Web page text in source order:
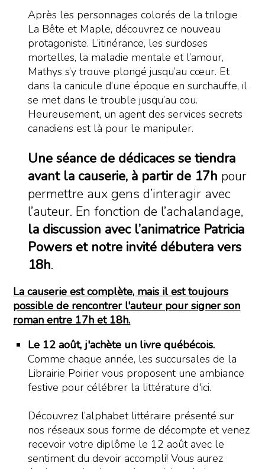
Après les personnages colorés de la trilogie
La Bête et Maple, découvrez ce nouveau
protagoniste. L’itinérance, les surdoses
mortelles, la maladie mentale et l’amour,
Mathys s’y trouve plongé jusqu’au cœur. Et
dans la canicule d’une époque en surchauffe, il
se met dans le trouble jusqu’au cou.
Heureusement, un agent des services secrets
canadiens est là pour le manipuler.
Une séance de dédicaces se tiendra
avant la causerie, à partir de 17h pour
permettre aux gens d’interagir avec
l’auteur. En fonction de l’achalandage,
la discussion avec l’animatrice Patricia
Powers et notre invité débutera vers
18h.
La causerie est complète, mais il est toujours
possible de rencontrer l'auteur pour signer son
roman entre 17h et 18h.
Le 12 août, j'achète un livre québécois.
Comme chaque année, les succursales de la
Librairie Poirier vous proposent une ambiance
festive pour célébrer la littérature d'ici.
Découvrez l’alphabet littéraire présenté sur
nos réseaux sous forme de décompte et venez
recevoir votre diplôme le 12 août avec le
sentiment du devoir accompli! Vous aurez